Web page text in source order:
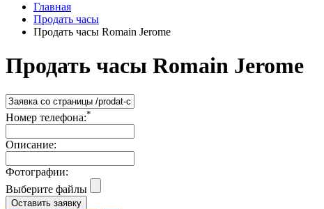
Главная
Продать часы
Продать часы Romain Jerome
Продать часы Romain Jerome
Номер телефона:*
Описание:
Фотографии:
Выберите файлы